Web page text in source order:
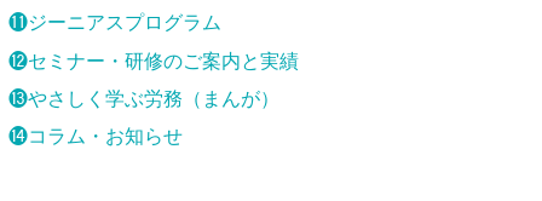
⓫ジーニアスプログラム
⓬セミナー・研修のご案内と実績
⓭やさしく学ぶ労務（まんが）
⓮コラム・お知らせ